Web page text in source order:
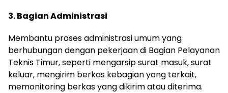
3. Bagian Administrasi
Membantu proses administrasi umum yang
berhubungan dengan pekerjaan di Bagian Pelayanan
Teknis Timur, seperti mengarsip surat masuk, surat
keluar, mengirim berkas kebagian yang terkait,
memonitoring berkas yang dikirim atau diterima.